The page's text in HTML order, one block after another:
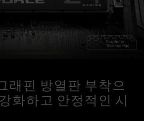
래핀 방열판 부착으
화하고 안정적인 시